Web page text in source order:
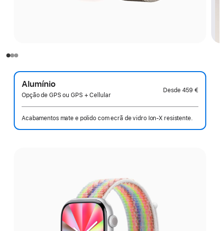
Alumínio
Opção de GPS ou GPS + Cellular
Desde 459 €
Acabamentos mate e polido com ecrã de vidro Ion‑X resistente.